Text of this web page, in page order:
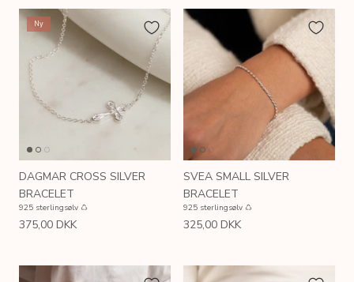
Ny
DAGMAR CROSS SILVER
BRACELET
925 sterlingsølv ♺
375,00 DKK
SVEA SMALL SILVER
BRACELET
925 sterlingsølv ♺
325,00 DKK